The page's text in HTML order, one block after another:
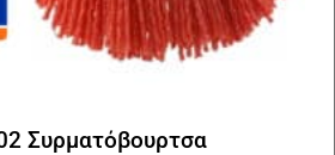
Συρματόβουρτσα